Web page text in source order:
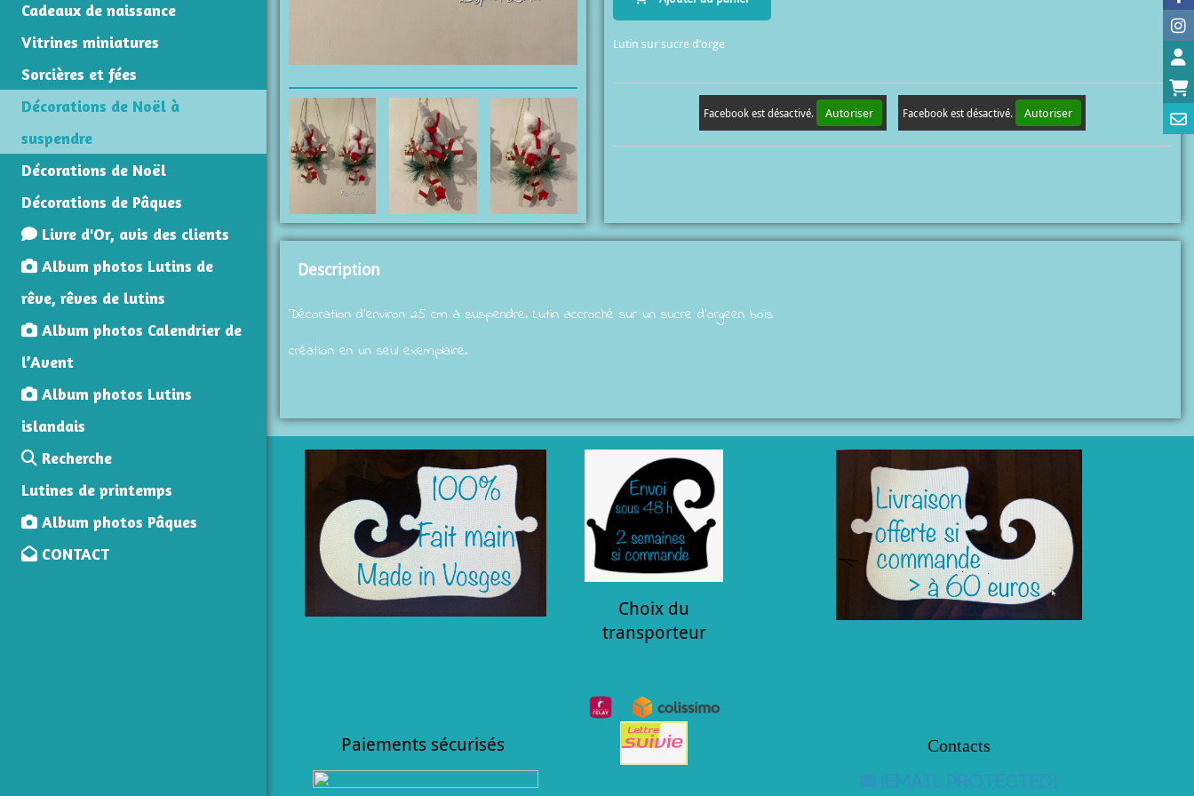
Cadeaux de naissance
Vitrines miniatures
Sorcières et fées
Décorations de Noël à
suspendre
Décorations de Noël
Décorations de Pâques
Livre d'Or, avis des clients
Album photos Lutins de
rêve, rêves de lutins
Album photos Calendrier de
l’Avent
Album photos Lutins
islandais
Recherche
Lutines de printemps
Album photos Pâques
CONTACT
Lutin sur sucre d’orge
Facebook est désactivé. Autoriser Facebook est désactivé. Autoriser
Description
Décoration d'environ 25 cm à suspendre. Lutin accroché sur un sucre d'orgeen bois
création en un seul exemplaire.
Paiements sécurisés
Choix du
transporteur
Contacts